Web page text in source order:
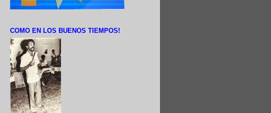
COMO EN LOS BUENOS TIEMPOS!